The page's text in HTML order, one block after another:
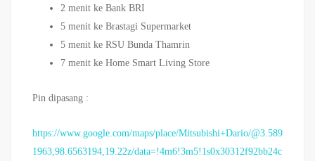
2 menit ke Bank BRI
5 menit ke Brastagi Supermarket
5 menit ke RSU Bunda Thamrin
7 menit ke Home Smart Living Store
Pin dipasang :
https://www.google.com/maps/place/Mitsubishi+Dario/@3.589
1963,98.6563194,19.22z/data=!4m6!3m5!1s0x30312f92bb24c